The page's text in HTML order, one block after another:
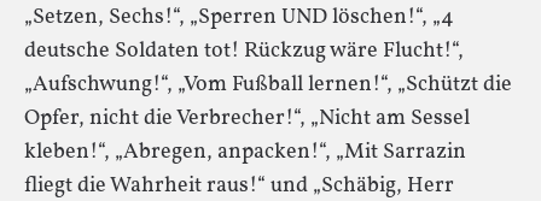
„Setzen, Sechs!“, „Sperren UND löschen!“, „4
deutsche Soldaten tot! Rückzug wäre Flucht!“,
„Aufschwung!“, „Vom Fußball lernen!“, „Schützt die
Opfer, nicht die Verbrecher!“, „Nicht am Sessel
kleben!“, „Abregen, anpacken!“, „Mit Sarrazin
fliegt die Wahrheit raus!“ und „Schäbig, Herr